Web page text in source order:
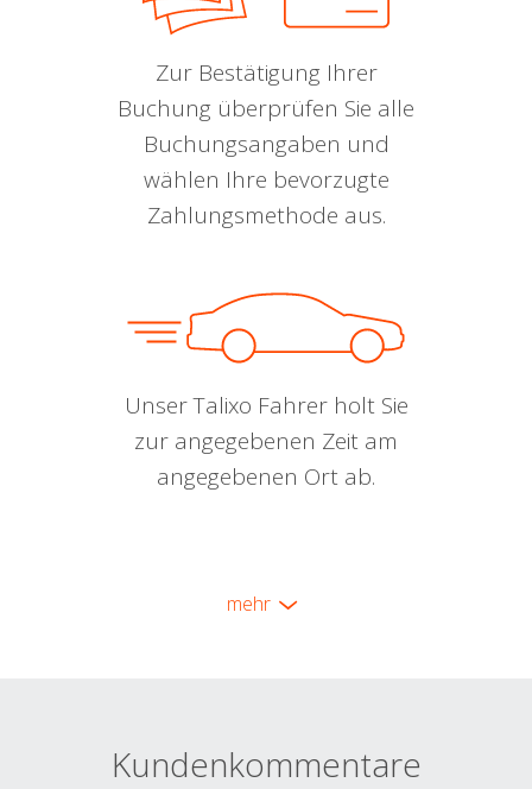
Zur Bestätigung Ihrer
Buchung überprüfen Sie alle
Buchungsangaben und
wählen Ihre bevorzugte
Zahlungsmethode aus.
Unser Talixo Fahrer holt Sie
zur angegebenen Zeit am
angegebenen Ort ab.
mehr
Kundenkommentare